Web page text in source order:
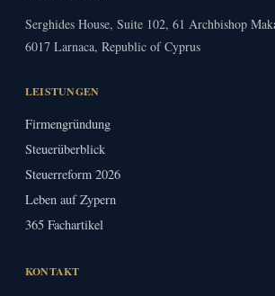
Serghides House, Suite 102, 61 Archbishop
6017 Larnaca, Republic of Cyprus
LEISTUNGEN
Firmengründung
Steuerüberblick
Steuerreform 2026
Leben auf Zypern
365 Fachartikel
KONTAKT